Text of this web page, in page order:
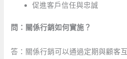
促進客戶信任與忠誠
問：關係行銷如何實施？
答：關係行銷可以通過定期與顧客